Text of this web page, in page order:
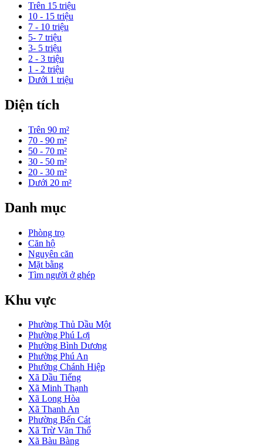
Trên 15 triệu
10 - 15 triệu
7 - 10 triệu
5- 7 triệu
3- 5 triệu
2 - 3 triệu
1 - 2 triệu
Dưới 1 triệu
Diện tích
Trên 90 m²
70 - 90 m²
50 - 70 m²
30 - 50 m²
20 - 30 m²
Dưới 20 m²
Danh mục
Phòng trọ
Căn hộ
Nguyên căn
Mặt bằng
Tìm người ở ghép
Khu vực
Phường Thủ Dầu Một
Phường Phú Lợi
Phường Bình Dương
Phường Phú An
Phường Chánh Hiệp
Xã Dầu Tiếng
Xã Minh Thạnh
Xã Long Hòa
Xã Thanh An
Phường Bến Cát
Xã Trừ Văn Thố
Xã Bàu Bàng